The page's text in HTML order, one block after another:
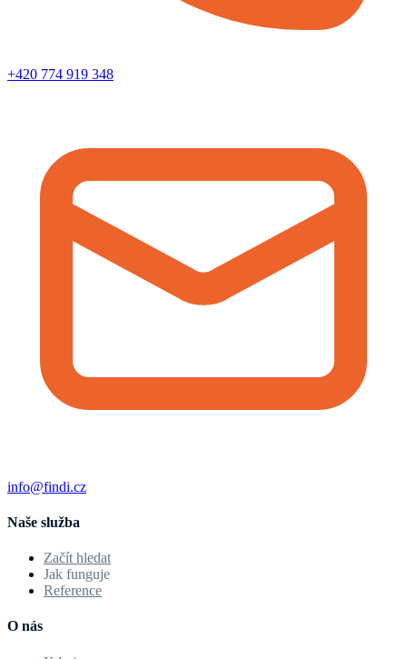
+420 774 919 348
info@findi.cz
Naše služba
Začít hledat
Jak funguje
Reference
O nás